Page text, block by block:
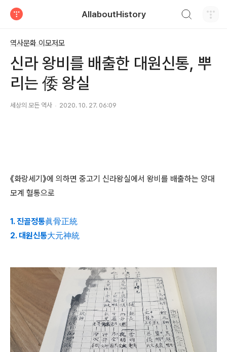
AllaboutHistory
역사문화 이모저모
신라 왕비를 배출한 대원신통, 뿌
리는 倭 왕실
세상의 모든 역사 2020. 10. 27. 06:09
《화랑세기》에 의하면 중고기 신라왕실에서 왕비를 배출하는 양대
모계 혈통으로
1. 진골정통眞骨正統
2. 대원신통大元神統